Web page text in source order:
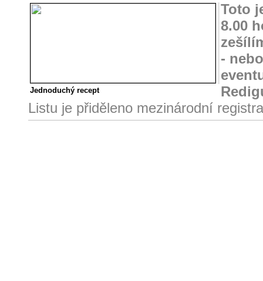
Jednoduchý recept
Toto
8.00
-
Listu je přiděleno mezinárodní